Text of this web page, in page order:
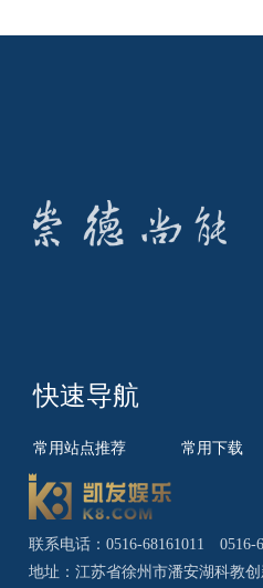
快速导航
常用站点推荐 常用下载
联系电话：0516-68161011 0516-
地址：江苏省徐州市潘安湖科教